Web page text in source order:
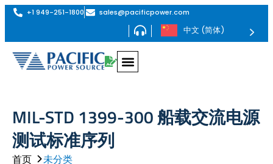
+1 949-251-1800 sales@pacificpower.com
中文 (简体)
MIL-STD 1399-300 船载交流电源
测试标准序列
首页 未分类